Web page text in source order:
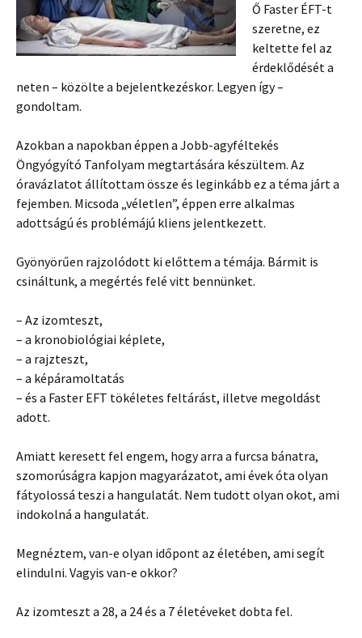
Ő Faster ÉFT-t
szeretne, ez
keltette fel az
érdeklődését a
neten – közölte a bejelentkezéskor. Legyen így –
gondoltam.
Azokban a napokban éppen a Jobb-agyféltekés
Öngyógyító Tanfolyam megtartására készültem. Az
óravázlatot állítottam össze és leginkább ez a téma járt a
fejemben. Micsoda „véletlen”, éppen erre alkalmas
adottságú és problémájú kliens jelentkezett.
Gyönyörűen rajzolódott ki előttem a témája. Bármit is
csináltunk, a megértés felé vitt bennünket.
– Az izomteszt,
– a kronobiológiai képlete,
– a rajzteszt,
– a képáramoltatás
– és a Faster EFT tökéletes feltárást, illetve megoldást
adott.
Amiatt keresett fel engem, hogy arra a furcsa bánatra,
szomorúságra kapjon magyarázatot, ami évek óta olyan
fátyolossá teszi a hangulatát. Nem tudott olyan okot, ami
indokolná a hangulatát.
Megnéztem, van-e olyan időpont az életében, ami segít
elindulni. Vagyis van-e okkor?
Az izomteszt a 28, a 24 és a 7 életéveket dobta fel.